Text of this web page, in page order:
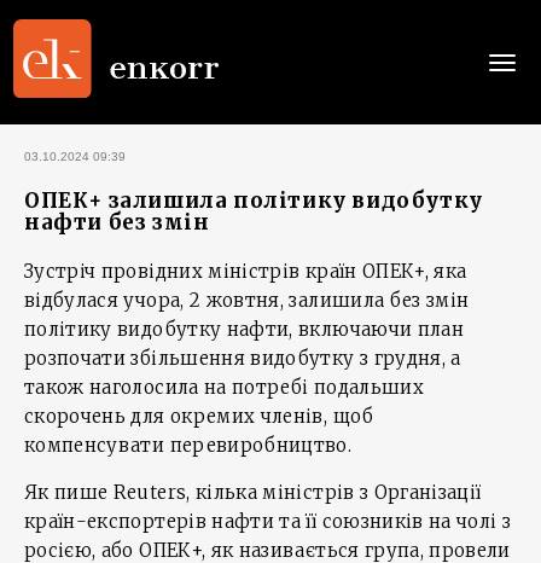
03.10.2024 09:39
ОПЕК+ залишила політику видобутку
нафти без змін
Зустріч провідних міністрів країн ОПЕК+, яка
відбулася учора, 2 жовтня, залишила без змін
політику видобутку нафти, включаючи план
розпочати збільшення видобутку з грудня, а
також наголосила на потребі подальших
скорочень для окремих членів, щоб
компенсувати перевиробництво.
Як пише Reuters, кілька міністрів з Організації
країн-експортерів нафти та її союзників на чолі з
росією, або ОПЕК+, як називається група, провели